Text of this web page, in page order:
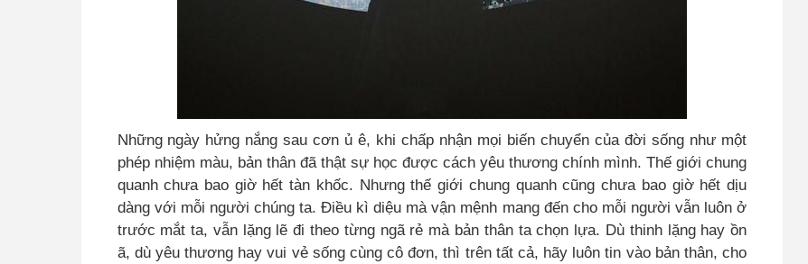
Những ngày hửng nắng sau cơn ủ ê, khi chấp nhận mọi biến chuyển của đời sống như một
phép nhiệm màu, bản thân đã thật sự học được cách yêu thương chính mình. Thế giới chung
quanh chưa bao giờ hết tàn khốc. Nhưng thế giới chung quanh cũng chưa bao giờ hết dịu
dàng với mỗi người chúng ta. Điều kì diệu mà vận mệnh mang đến cho mỗi người vẫn luôn ở
trước mắt ta, vẫn lặng lẽ đi theo từng ngã rẻ mà bản thân ta chọn lựa. Dù thinh lặng hay ồn
ã, dù yêu thương hay vui vẻ sống cùng cô đơn, thì trên tất cả, hãy luôn tin vào bản thân, cho